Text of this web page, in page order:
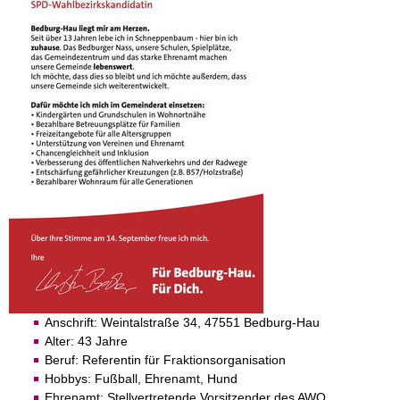
Anschrift: Weintalstraße 34, 47551 Bedburg-Hau
Alter: 43 Jahre
Beruf: Referentin für Fraktionsorganisation
Hobbys: Fußball, Ehrenamt, Hund